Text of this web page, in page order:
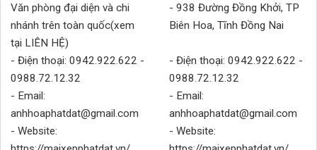
Văn phòng đại diện và chi
nhánh trên toàn quốc(xem
tại LIÊN HỆ)
- Điện thoại: 0942.922.622 -
0988.72.12.32
- Email:
anhhoaphatdat@gmail.com
- Website:
- 938 Đường Đồng Khởi, TP
Biên Hoa, Tĩnh Đồng Nai
- Điện thoại: 0942.922.622 -
0988.72.12.32
- Email:
anhhoaphatdat@gmail.com
- Website: